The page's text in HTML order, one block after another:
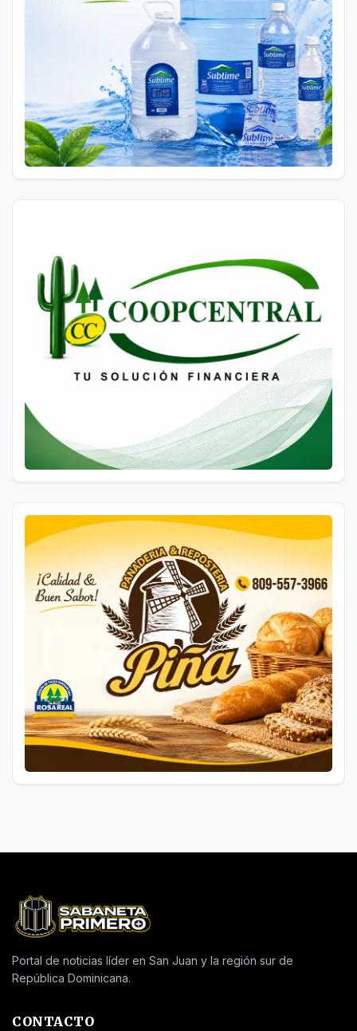
Portal de noticias líder en San Juan y la región sur de
República Dominicana.
CONTACTO